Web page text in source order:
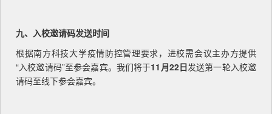
九、入校邀请码发送时间
根据南方科技大学疫情防控管理要求，进校需会议主办方提供
“入校邀请码”至参会嘉宾。我们将于11月22日发送第一轮入校邀
请码至线下参会嘉宾。